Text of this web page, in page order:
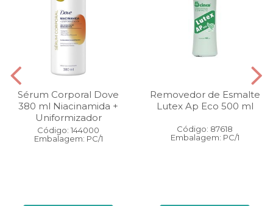
Sérum Corporal Dove
380 ml Niacinamida +
Uniformizador
Código: 144000
Embalagem: PC/1
Removedor de Esmalte
Lutex Ap Eco 500 ml
Código: 87618
Embalagem: PC/1